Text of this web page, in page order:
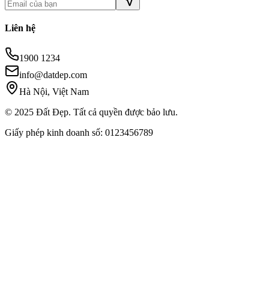
Liên hệ
1900 1234
info@datdep.com
Hà Nội, Việt Nam
© 2025 Đất Đẹp. Tất cả quyền được bảo lưu.
Giấy phép kinh doanh số: 0123456789